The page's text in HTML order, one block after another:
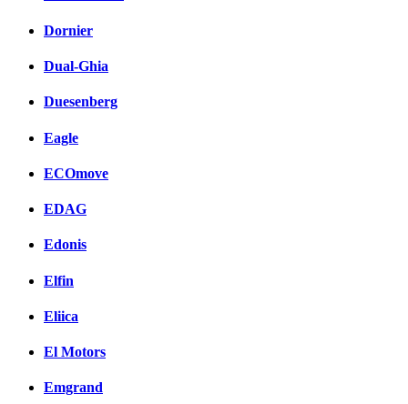
Dornier
Dual-Ghia
Duesenberg
Eagle
ECOmove
EDAG
Edonis
Elfin
Eliica
El Motors
Emgrand